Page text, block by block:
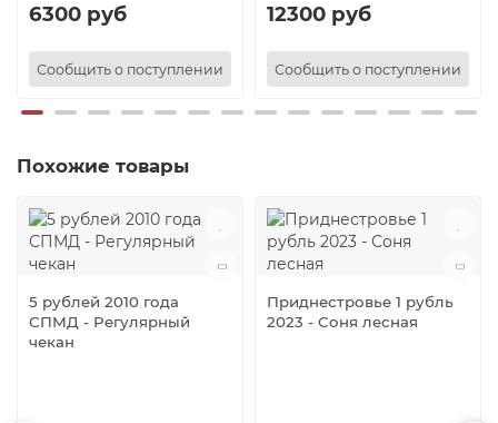
6300 руб
Сообщить о поступлении
12300 руб
Сообщить о поступлении
Похожие товары
5 рублей 2010 года
СПМД - Регулярный
чекан
Приднестровье 1 рубль
2023 - Соня лесная